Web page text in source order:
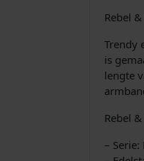
Rebel
Trendy
is
lengte
Rebel
–